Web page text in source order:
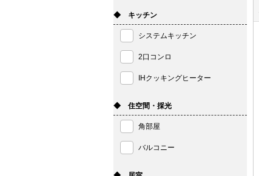
◆ キッチン
システムキッチン
2口コンロ
IHクッキングヒーター
◆ 住空間・採光
角部屋
バルコニー